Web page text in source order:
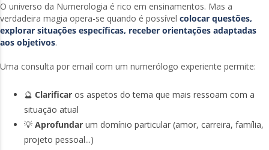
O universo da Numerologia é rico em ensinamentos. Mas a
verdadeira magia opera-se quando é possível colocar questões,
explorar situações específicas, receber orientações adaptadas
aos objetivos.
Uma consulta por email com um numerólogo experiente permite:
🔮 Clarificar os aspetos do tema que mais ressoam com a
situação atual
💡 Aprofundar um domínio particular (amor, carreira, família,
projeto pessoal...)